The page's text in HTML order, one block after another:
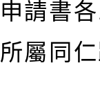
請書各
屬同